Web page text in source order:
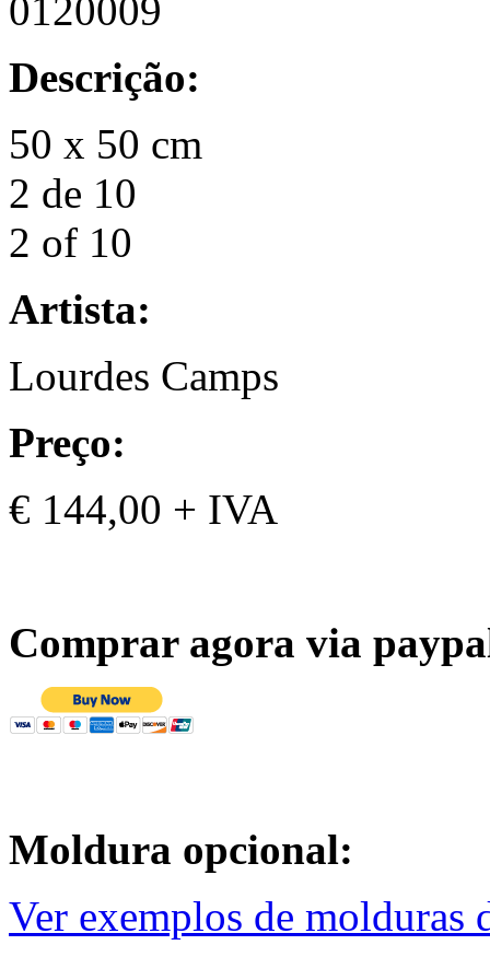
0120009
Descrição:
50 x 50 cm
2 de 10
2 of 10
Artista:
Lourdes Camps
Preço:
€ 144,00 + IVA
Comprar agora via
Moldura opcional:
Ver exemplos de molduras